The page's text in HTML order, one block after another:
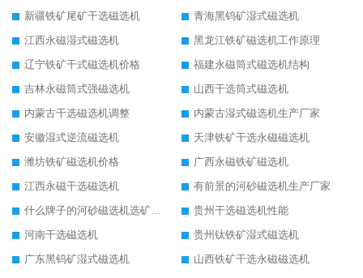
新疆铁矿尾矿干选磁选机
青海黑钨矿湿式磁选机
江西永磁湿式磁选机
黑龙江铁矿磁选机工作原理
辽宁铁矿干式磁选机价格
福建永磁筒式磁选机结构
吉林永磁筒式强磁选机
山西干选筒式磁选机
内蒙古干选磁选机调整
内蒙古湿式磁选机生产厂家
安徽湿式逆流磁选机
天津铁矿干选永磁磁选机
潍坊铁矿磁选机价格
广西永磁铁矿磁选机
江西永磁干选磁选机
有前景的河砂磁选机生产厂家
什么牌子的河砂磁选机选矿效果好
贵州干选磁选机性能
河南干选磁选机
贵州钛铁矿湿式磁选机
广东黑钨矿湿式磁选机
山西铁矿干选永磁磁选机